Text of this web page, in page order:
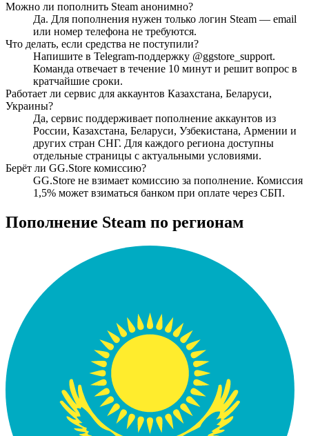
Можно ли пополнить Steam анонимно?
Да. Для пополнения нужен только логин Steam — email
или номер телефона не требуются.
Что делать, если средства не поступили?
Напишите в Telegram-поддержку @ggstore_support.
Команда отвечает в течение 10 минут и решит вопрос в
кратчайшие сроки.
Работает ли сервис для аккаунтов Казахстана, Беларуси,
Украины?
Да, сервис поддерживает пополнение аккаунтов из
России, Казахстана, Беларуси, Узбекистана, Армении и
других стран СНГ. Для каждого региона доступны
отдельные страницы с актуальными условиями.
Берёт ли GG.Store комиссию?
GG.Store не взимает комиссию за пополнение. Комиссия
1,5% может взиматься банком при оплате через СБП.
Пополнение Steam по регионам